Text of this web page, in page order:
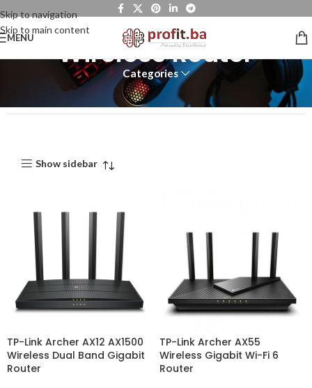
Skip to navigation
Skip to main content
MENU Wireless Router
Categories
Show sidebar
TP-Link Archer AX12 AX1500
Wireless Dual Band Gigabit
Router
TP-Link Archer AX55
Wireless Gigabit Wi-Fi 6
Router